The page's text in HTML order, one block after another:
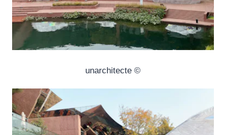
© unarchitecte